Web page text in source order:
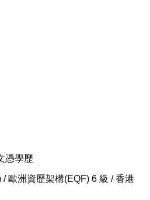
憑學歷
歐洲資歷架構(EQF) 6 級 / 香港